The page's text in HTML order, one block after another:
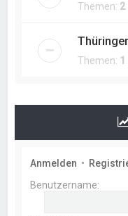
Themen: 2
Themen: 1
Anmelden •
Benutzername: